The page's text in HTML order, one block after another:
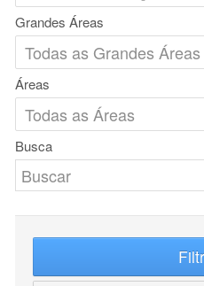
Grandes Áreas
Áreas
Busca